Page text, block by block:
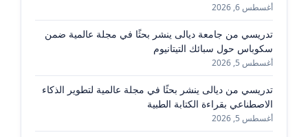
أغسطس 6, 2026
تدريسي من جامعة ديالى ينشر بحثًا في مجلة عالمية ضمن
سكوباس حول سبائك التيتانيوم
أغسطس 5, 2026
تدريسي من ديالى ينشر بحثًا في مجلة عالمية لتطوير الذكاء
الاصطناعي بقراءة الكتابة الطبية
أغسطس 5, 2026